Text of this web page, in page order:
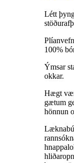
Létt
100%
Ýmsar
okkar.
Hægt
gætum
hönnun